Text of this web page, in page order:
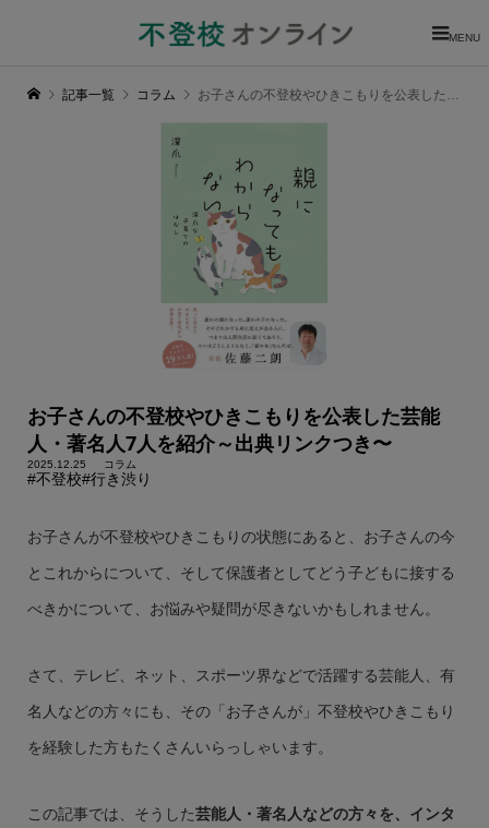
MENU
記事一覧 コラム お子さんの不登校やひきこもりを公表した芸能人・著名人7人を紹介～出典リンクつき〜
お子さんの不登校やひきこもりを公表した芸能
人・著名人7人を紹介～出典リンクつき〜
2025.12.25 コラム
#不登校#行き渋り
お子さんが不登校やひきこもりの状態にあると、お子さんの今
とこれからについて、そして保護者としてどう子どもに接する
べきかについて、お悩みや疑問が尽きないかもしれません。
さて、テレビ、ネット、スポーツ界などで活躍する芸能人、有
名人などの方々にも、その「お子さんが」不登校やひきこもり
を経験した方もたくさんいらっしゃいます。
この記事では、そうした芸能人・著名人などの方々を、インタ